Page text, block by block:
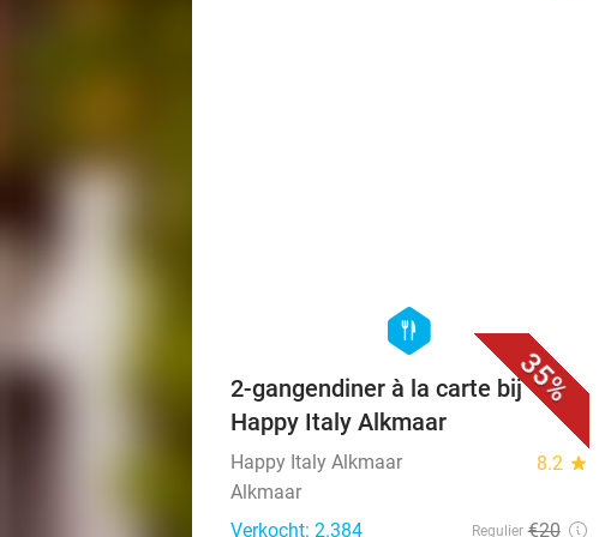
35%
hexagon
food
2-gangendiner à la carte bij
Happy Italy Alkmaar
Happy Italy Alkmaar 8.2 star
Alkmaar
Verkocht: 2.384
Regulier €20